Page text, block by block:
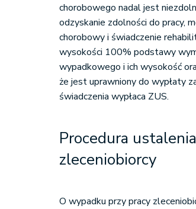
chorobowego nadal jest
odzyskanie zdolności do pracy,
chorobowy i świadczenie
wysokości 100% podstawy
wypadkowego i ich wysokość
że jest uprawniony do wypłaty
świadczenia wypłaca ZUS.
Procedura
zleceniobiorcy
O wypadku przy pracy